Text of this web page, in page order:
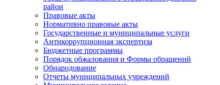
район
Правовые акты
Нормативно правовые акты
Государственные и муниципальные услуги
Антикоррупционная экспертиза
Бюджетные программы
Порядок обжалования и Формы обращений
Обнародование
Отчеты муниципальных учреждений